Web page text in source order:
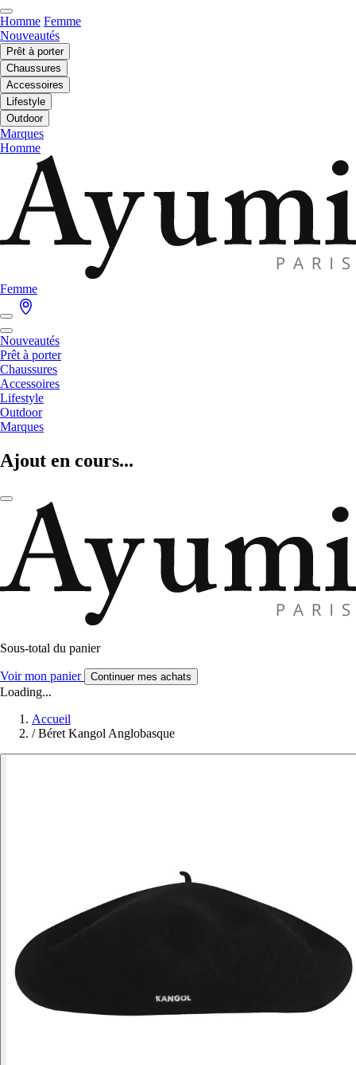
Homme Femme
Nouveautés
Prêt à porter
Chaussures
Accessoires
Lifestyle
Outdoor
Marques
Homme
Femme
Nouveautés
Prêt à porter
Chaussures
Accessoires
Lifestyle
Outdoor
Marques
Ajout en cours...
Sous-total du panier
Voir mon panier Continuer mes achats
Loading...
Accueil
/ Béret Kangol Anglobasque